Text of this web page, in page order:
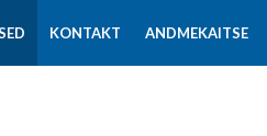
KONTAKT ANDMEKAITSE